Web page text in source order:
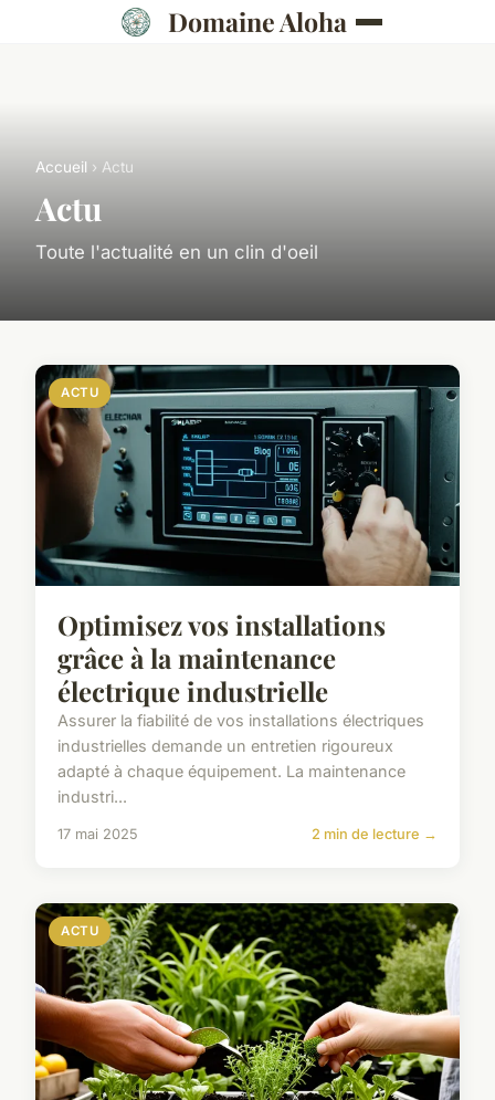
Domaine Aloha
Accueil › Actu
Actu
Toute l'actualité en un clin d'oeil
ACTU
Optimisez vos installations
grâce à la maintenance
électrique industrielle
Assurer la fiabilité de vos installations électriques
industrielles demande un entretien rigoureux
adapté à chaque équipement. La maintenance
industri...
17 mai 2025 2 min de lecture →
ACTU